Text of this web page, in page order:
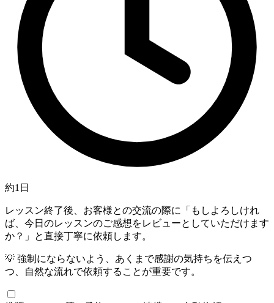
約1日
レッスン終了後、お客様との交流の際に「もしよろしけれ
ば、今日のレッスンのご感想をレビューとしていただけます
か？」と直接丁寧に依頼します。
💡 強制にならないよう、あくまで感謝の気持ちを伝えつ
つ、自然な流れで依頼することが重要です。